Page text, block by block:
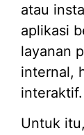
atau
aplikasi
layanan
internal,
interaktif.
Untuk